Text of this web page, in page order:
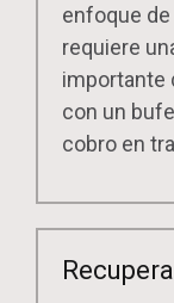
enfoque
requiere
importante
con un
cobro en